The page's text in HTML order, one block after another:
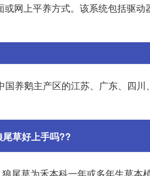
网上平养方式。该系统包括驱
养鹅主产区的江苏、广东、四
尾草好上手吗??
尾草为禾本科一年或多年生草本